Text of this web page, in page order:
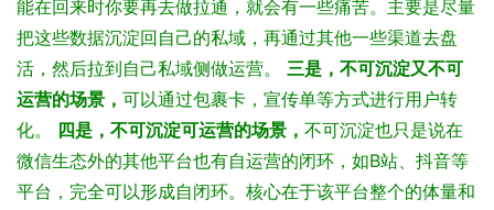
能在回来时你要再去做拉通，就会有一些痛苦。主要是尽量
把这些数据沉淀回自己的私域，再通过其他一些渠道去盘
活，然后拉到自己私域侧做运营。
三是，不可沉淀又不可
运营的场景， 可以通过包裹卡，宣传单等方式进行用户转
化。
四是，不可沉淀可运营的场景， 不可沉淀也只是说在
微信生态外的其他平台也有自运营的闭环，如B站、抖音等
平台，完全可以形成自闭环。核心在于该平台整个的体量和